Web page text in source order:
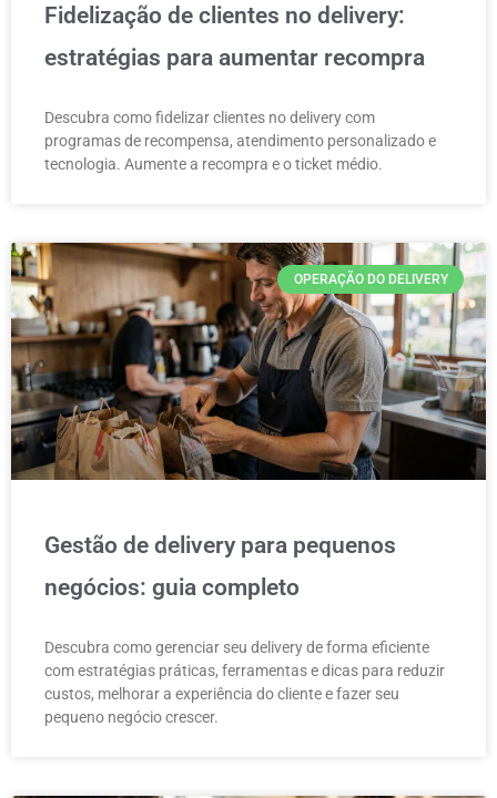
Fidelização de clientes no delivery:
estratégias para aumentar recompra
Descubra como fidelizar clientes no delivery com
programas de recompensa, atendimento personalizado e
tecnologia. Aumente a recompra e o ticket médio.
OPERAÇÃO DO DELIVERY
Gestão de delivery para pequenos
negócios: guia completo
Descubra como gerenciar seu delivery de forma eficiente
com estratégias práticas, ferramentas e dicas para reduzir
custos, melhorar a experiência do cliente e fazer seu
pequeno negócio crescer.